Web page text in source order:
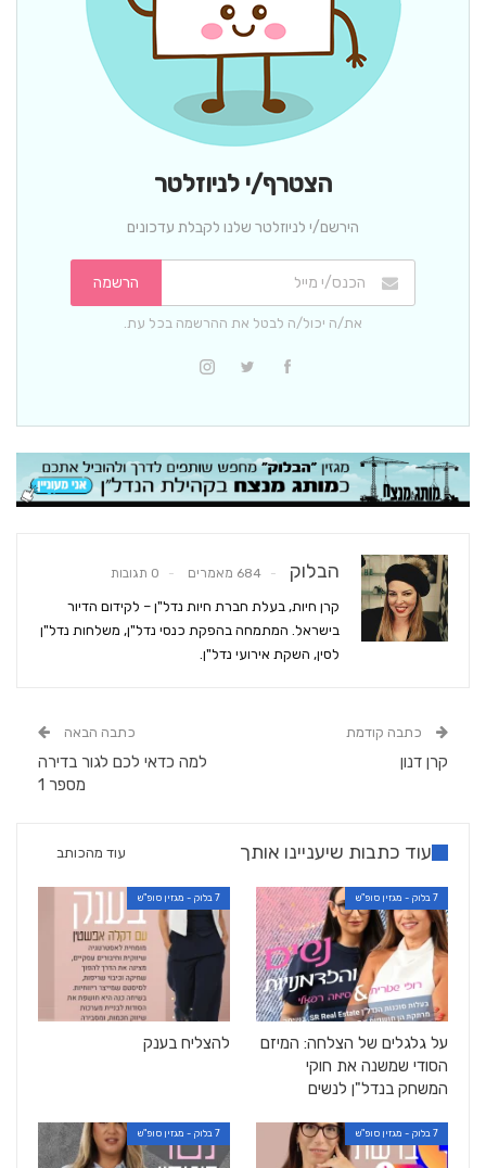
הצטרף/י לניוזלטר
הירשם/י לניוזלטר שלנו לקבלת עדכונים
הרשמה
את/ה יכול/ה לבטל את ההרשמה בכל עת.
הבלוק 684 מאמרים 0 תגובות
קרן חיות, בעלת חברת חיות נדל"ן – לקידום הדיור
בישראל. המתמחה בהפקת כנסי נדל"ן, משלחות נדל"ן
לסין, השקת אירועי נדל"ן.
כתבה קודמת
קרן דנון
כתבה הבאה
למה כדאי לכם לגור בדירה
מספר 1
עוד כתבות שיעניינו אותך עוד מהכותב
7 בלוק - מגזין סופ"ש
על גלגלים של הצלחה: המיזם
הסודי שמשנה את חוקי
המשחק בנדל"ן לנשים
7 בלוק - מגזין סופ"ש
להצליח בענק
7 בלוק - מגזין סופ"ש 7 בלוק - מגזין סופ"ש